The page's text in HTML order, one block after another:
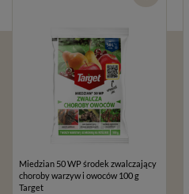
Miedzian 50 WP środek zwalczający
choroby warzyw i owoców 100 g
Target